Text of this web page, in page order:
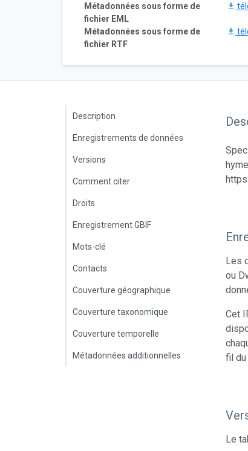
Métadonnées sous forme de
fichier EML
Métadonnées sous forme de
fichier RTF
Description
Enregistrements de données
Versions
Comment citer
Droits
Enregistrement GBIF
Mots-clé
Contacts
Couverture géographique
Couverture taxonomique
Couverture temporelle
Métadonnées additionnelles
Les
ou
Cet
fil
Le